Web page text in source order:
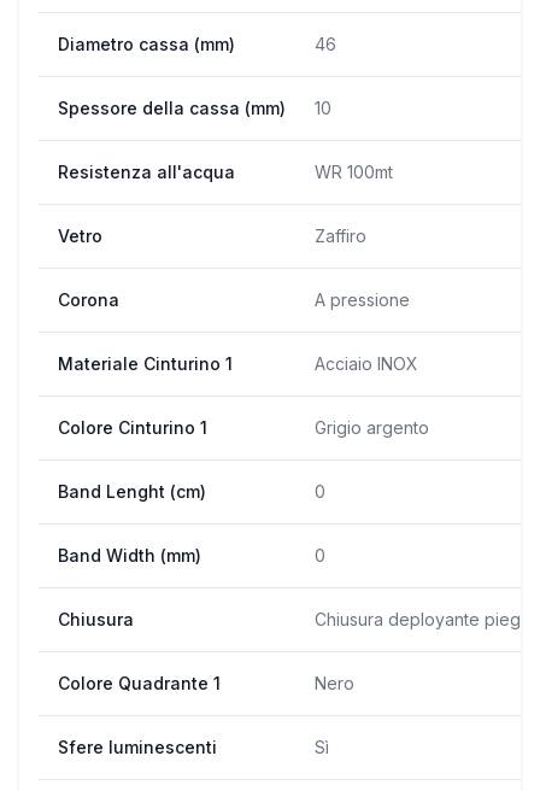
Diametro cassa (mm) 46
Spessore della cassa (mm) 10
Resistenza all'acqua WR 100mt
Vetro Zaffiro
Corona A pressione
Materiale Cinturino 1 Acciaio INOX
Colore Cinturino 1 Grigio argento
Band Lenght (cm) 0
Band Width (mm) 0
Chiusura Chiusura deployante
Colore Quadrante 1 Nero
Sfere luminescenti Sì